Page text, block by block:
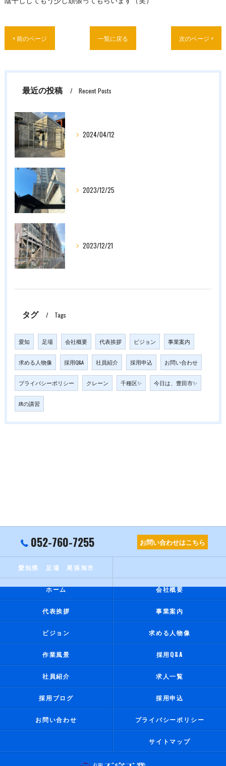
< 前のページ 一覧に戻る 次のページ >
最近の投稿 Recent Posts
2024/04/12
2023/12/25
2023/12/21
タグ Tags
愛知 足場 会社概要 代表挨拶 ビジョン 事業案内
求める人物像 採用Q&A 社員紹介 採用申込 お問い合わせ
プライバシーポリシー クレーン 千種区✨ 今日は、豊田市✨
JRの講習
052-760-7255 お問い合わせはこちら
愛知県 足場 尾張旭市
ホーム 会社概要
代表挨拶 事業案内
ビジョン 求める人物像
作業風景 採用Q&A
社員紹介 求人一覧
採用ブログ 採用申込
お問い合わせ プライバシーポリシー
サイトマップ